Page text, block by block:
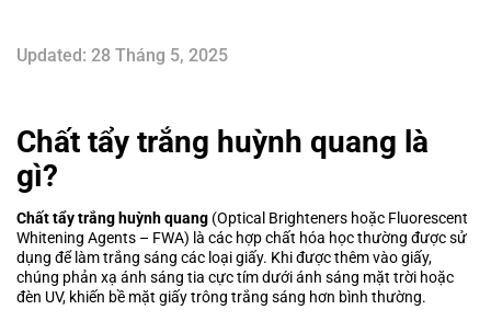
Updated: 28 Tháng 5, 2025
Chất tẩy trắng huỳnh quang là
gì?
Chất tẩy trắng huỳnh quang (Optical Brighteners hoặc Fluorescent
Whitening Agents – FWA) là các hợp chất hóa học thường được sử
dụng để làm trắng sáng các loại giấy. Khi được thêm vào giấy,
chúng phản xạ ánh sáng tia cực tím dưới ánh sáng mặt trời hoặc
đèn UV, khiến bề mặt giấy trông trắng sáng hơn bình thường.